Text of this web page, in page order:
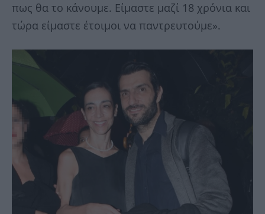
πως θα το κάνουμε. Είμαστε μαζί 18 χρόνια και
τώρα είμαστε έτοιμοι να παντρευτούμε».